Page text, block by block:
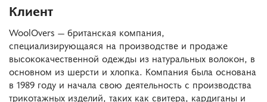
Клиент
WoolOvers — британская компания,
специализирующаяся на производстве и продаже
высококачественной одежды из натуральных волокон, в
основном из шерсти и хлопка. Компания была основана
в 1989 году и начала свою деятельность с производства
трикотажных изделий, таких как свитера, кардиганы и